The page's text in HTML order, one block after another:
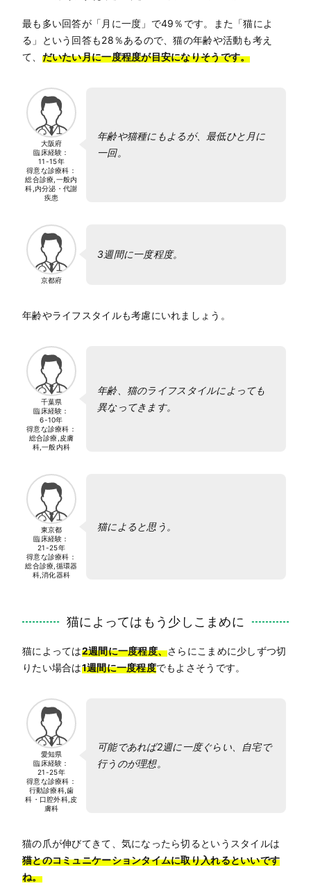
最も多い回答が「月に一度」で49％です。また「猫によ
る」という回答も28％あるので、猫の年齢や活動も考え
て、 だいたい月に一度程度が目安になりそうです。
大阪府
臨床経験：
11-15年
得意な診療科：
総合診療,一般内
科,内分泌・代謝
疾患
年齢や猫種にもよるが、最低ひと月に
一回。
京都府
3週間に一度程度。
年齢やライフスタイルも考慮にいれましょう。
千葉県
臨床経験：
6-10年
得意な診療科：
総合診療,皮膚
科,一般内科
年齢、猫のライフスタイルによっても
異なってきます。
東京都
臨床経験：
21-25年
得意な診療科：
総合診療,循環器
科,消化器科
猫によると思う。
猫によってはもう少しこまめに
猫によっては2週間に一度程度、さらにこまめに少しずつ切
りたい場合は1週間に一度程度でもよさそうです。
愛知県
臨床経験：
21-25年
得意な診療科：
行動診療科,歯
科・口腔外科,皮
膚科
可能であれば2週に一度ぐらい、自宅で
行うのが理想。
猫の爪が伸びてきて、気になったら切るというスタイルは
猫とのコミュニケーションタイムに取り入れるといいです
ね。